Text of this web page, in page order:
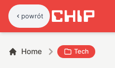
powrót
Home Tech